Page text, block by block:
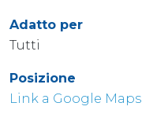
Adatto per
Tutti
Posizione
Link a Google Maps